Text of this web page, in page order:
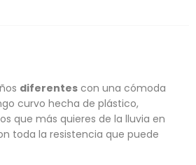
diferentes con una cómoda
curvo hecha de plástico,
que más quieres de la lluvia en
toda la resistencia que puede